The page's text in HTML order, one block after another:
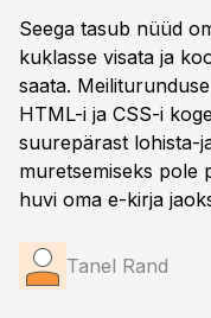
Seega tasub nüüd
kuklasse visata ja
saata.
HTML-i ja CSS-i
suurepärast lohista-
muretsemiseks pole
huvi oma e-kirja
Tanel Rand